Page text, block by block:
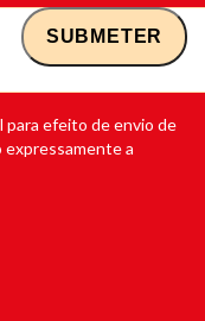
efeito de envio de
a